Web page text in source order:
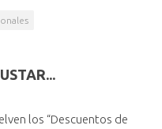
los “Descuentos de